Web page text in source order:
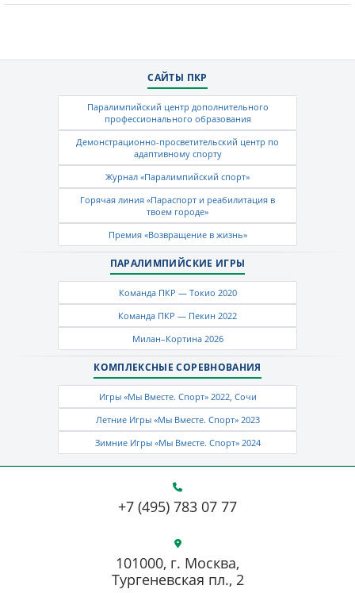
САЙТЫ ПКР
Паралимпийский центр дополнительного
профессионального образования
Демонстрационно-просветительский центр по
адаптивному спорту
Журнал «Паралимпийский спорт»
Горячая линия «Параспорт и реабилитация в
твоем городе»
Премия «Возвращение в жизнь»
ПАРАЛИМПИЙСКИЕ ИГРЫ
Команда ПКР — Токио 2020
Команда ПКР — Пекин 2022
Милан–Кортина 2026
КОМПЛЕКСНЫЕ СОРЕВНОВАНИЯ
Игры «Мы Вместе. Спорт» 2022, Сочи
Летние Игры «Мы Вместе. Спорт» 2023
Зимние Игры «Мы Вместе. Спорт» 2024
+7 (495) 783 07 77
101000, г. Москва,
Тургеневская пл., 2